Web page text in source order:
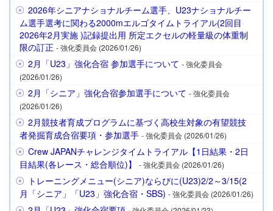
2026年シニアナショナルチーム選手、U23ナショナルチー
ム選手選考に関わる2000mエルゴタイムトライアル(2回目
2026年2月実施 )記録提出用 所定エクセルの軽量級の体重制
限の訂正 - 強化委員会 (2026/01/26)
2月「U23」強化合宿 参加選手について - 強化委員会
(2026/01/26)
2月「シニア」強化合宿参加選手について - 強化委員会
(2026/01/26)
2月競技者育成プログラムに基づく高校生対象の有望競技
者発掘育成合宿要項・参加選手 - 強化委員会 (2026/01/26)
Crew JAPANチャレンジタイムトライアル【1日結果・2日
目結果(各レース・総合順位)】
- 強化委員会 (2026/01/26)
トレーニングメニュー(シニア)ならびに(U23)2/2～3/15(2
月「シニア」「U23」強化合宿・SBS) - 強化委員会 (2026/01/26)